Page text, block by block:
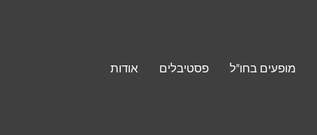
מופעים בחו"ל פסטיבלים אודות